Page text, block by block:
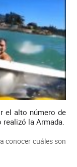
el alto número de
la Armada.
conocer cuáles son